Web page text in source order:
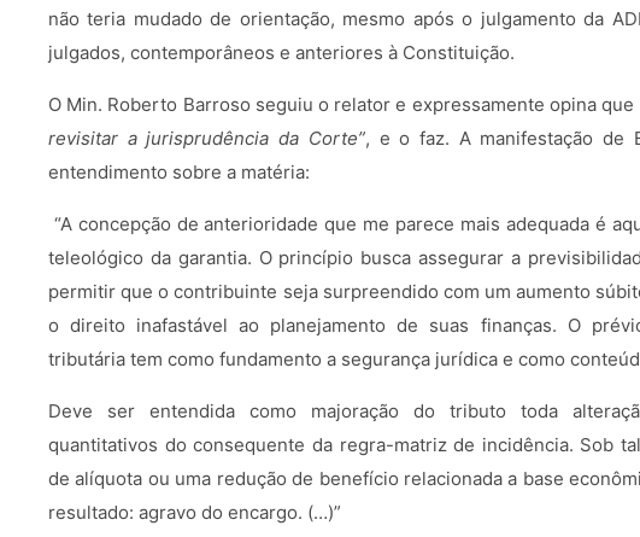
não teria mudado de orientação, mesmo após o julgamento da
julgados, contemporâneos e anteriores à Constituição.
O Min. Roberto Barroso seguiu o relator e expressamente opina que
revisitar a jurisprudência da Corte”, e o faz. A manifestação de
entendimento sobre a matéria:
“A concepção de anterioridade que me parece mais adequada é
teleológico da garantia. O princípio busca assegurar a
permitir que o contribuinte seja surpreendido com um aumento
o direito inafastável ao planejamento de suas finanças. O
tributária tem como fundamento a segurança jurídica e como
Deve ser entendida como majoração do tributo toda
quantitativos do consequente da regra-matriz de incidência. Sob
de alíquota ou uma redução de benefício relacionada a base
resultado: agravo do encargo. (…)”